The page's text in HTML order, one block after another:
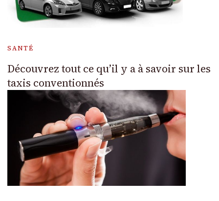
SANTÉ
Découvrez tout ce qu’il y a à savoir sur les
taxis conventionnés